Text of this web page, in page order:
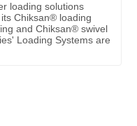
loading solutions
Chiksan® loading
and Chiksan® swivel
Loading Systems are